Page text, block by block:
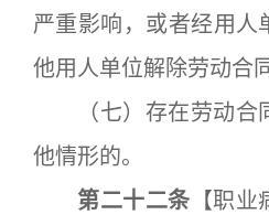
严重影响，或者经用人
他用人单位解除劳动合
（七）存在劳动合
他情形的。
第二十二条 【职